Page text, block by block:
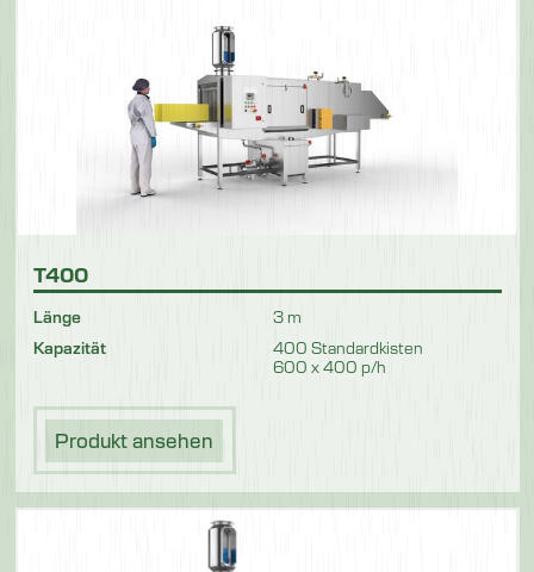
T400
Länge
3 m
Kapazität
400 Standardkisten
600 x 400 p/h
Produkt ansehen